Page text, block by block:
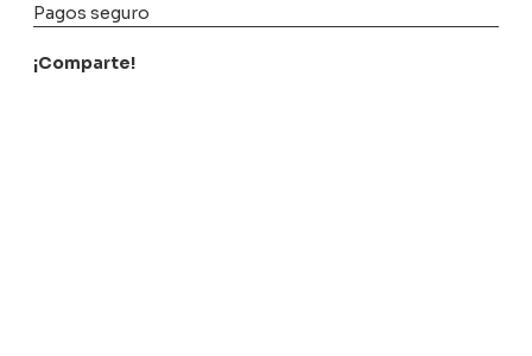
Pagos seguro
¡Comparte!